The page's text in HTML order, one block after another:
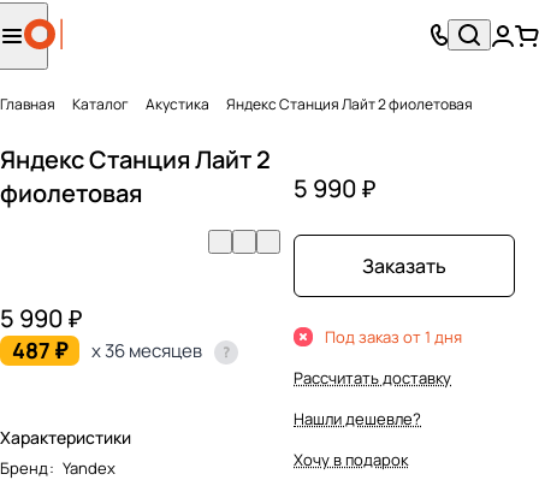
Главная Каталог Акустика Яндекс Станция Лайт 2 фиолетовая
Яндекс Станция Лайт 2
фиолетовая
5 990 ₽
487 ₽ x 36 месяцев
Характеристики
Бренд: Yandex
5 990 ₽
Заказать
Под заказ от 1 дня
Рассчитать доставку
Нашли дешевле?
Хочу в подарок